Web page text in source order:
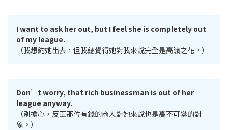
I want to ask her out, but I feel she is completely out
of my league.
（我想約她出去，但我總覺得她對我來說完全是高嶺之花。）
Don’t worry, that rich businessman is out of her
league anyway.
（別擔心，反正那位有錢的商人對她來說也是高不可攀的對
象。）